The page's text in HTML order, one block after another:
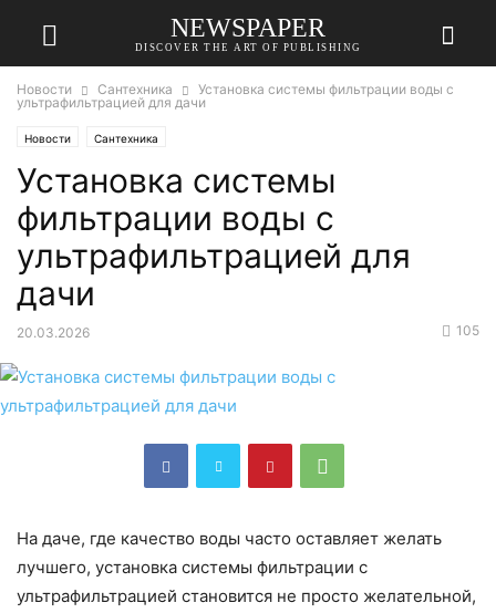
NEWSPAPER
DISCOVER THE ART OF PUBLISHING
Новости Сантехника
Установка системы фильтрации воды с
ультрафильтрацией для дачи
Новости Сантехника
Установка системы
фильтрации воды с
ультрафильтрацией для
дачи
20.03.2026 105
На даче, где качество воды часто оставляет желать
лучшего, установка системы фильтрации с
ультрафильтрацией становится не просто желательной,